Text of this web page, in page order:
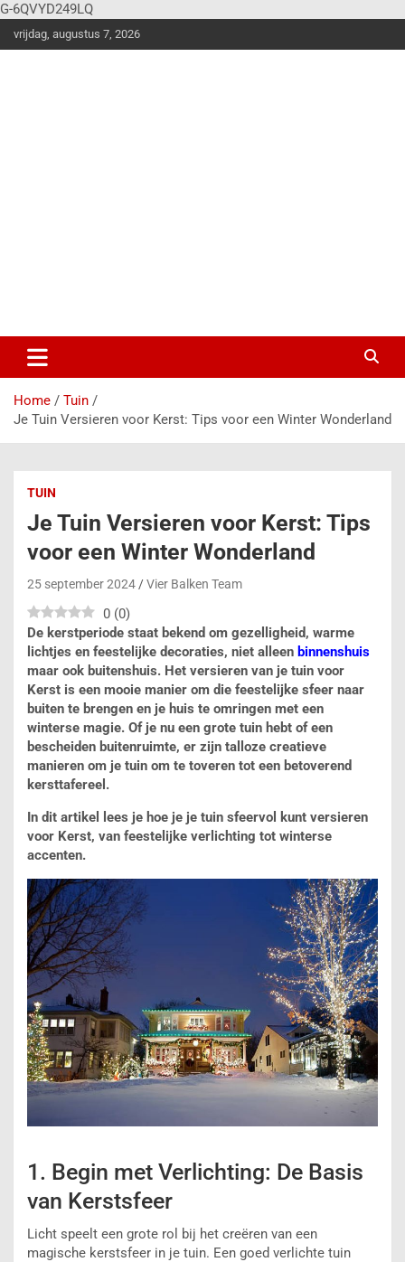
G-6QVYD249LQ
vrijdag, augustus 7, 2026
Home
Tuin
Je Tuin Versieren voor Kerst: Tips voor een Winter Wonderland
TUIN
Je Tuin Versieren voor Kerst: Tips
voor een Winter Wonderland
25 september 2024 Vier Balken Team
0 (0)
De kerstperiode staat bekend om gezelligheid, warme
lichtjes en feestelijke decoraties, niet alleen binnenshuis
maar ook buitenshuis. Het versieren van je tuin voor
Kerst is een mooie manier om die feestelijke sfeer naar
buiten te brengen en je huis te omringen met een
winterse magie. Of je nu een grote tuin hebt of een
bescheiden buitenruimte, er zijn talloze creatieve
manieren om je tuin om te toveren tot een betoverend
kersttafereel.
In dit artikel lees je hoe je je tuin sfeervol kunt versieren
voor Kerst, van feestelijke verlichting tot winterse
accenten.
1. Begin met Verlichting: De Basis
van Kerstsfeer
Licht speelt een grote rol bij het creëren van een
magische kerstsfeer in je tuin. Een goed verlichte tuin